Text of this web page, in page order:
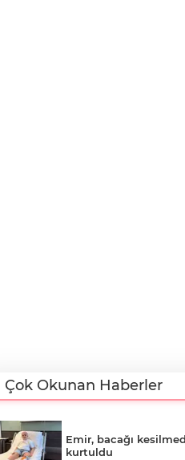
Çok Okunan Haberler
Emir, bacağı
kurtuldu